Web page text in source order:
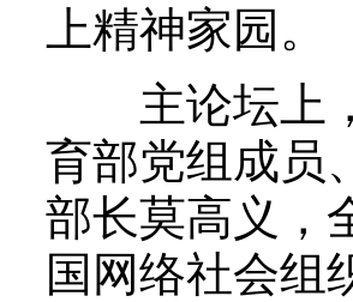
上精神家园。
主论坛上，
育部党组成员
部长莫高义，
国网络社会组